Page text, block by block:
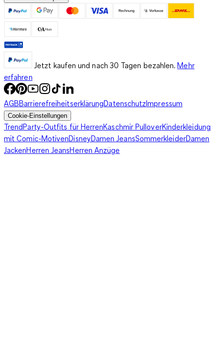
Jetzt kaufen und nach 30 Tagen bezahlen. Mehr
erfahren
AGBBarrierefreiheitserklärungDatenschutzImpressum
Cookie-Einstellungen
TrendParty-Outfits für HerrenKaschmir PulloverKinderkleidung
mit Comic-MotivenDisneyDamen JeansSommerkleiderDamen
JackenHerren JeansHerren Anzüge